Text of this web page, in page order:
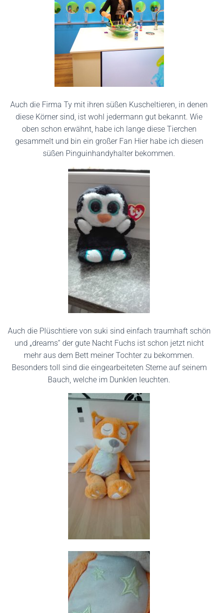
Auch die Firma Ty mit ihren süßen Kuscheltieren, in denen
diese Körner sind, ist wohl jedermann gut bekannt. Wie
oben schon erwähnt, habe ich lange diese Tierchen
gesammelt und bin ein großer Fan Hier habe ich diesen
süßen Pinguinhandyhalter bekommen.
Auch die Plüschtiere von suki sind einfach traumhaft schön
und „dreams“ der gute Nacht Fuchs ist schon jetzt nicht
mehr aus dem Bett meiner Tochter zu bekommen.
Besonders toll sind die eingearbeiteten Sterne auf seinem
Bauch, welche im Dunklen leuchten.